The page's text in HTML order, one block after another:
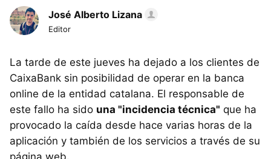
José Alberto Lizana
Editor
La tarde de este jueves ha dejado a los clientes de
CaixaBank sin posibilidad de operar en la banca
online de la entidad catalana. El responsable de
este fallo ha sido una "incidencia técnica" que ha
provocado la caída desde hace varias horas de la
aplicación y también de los servicios a través de su